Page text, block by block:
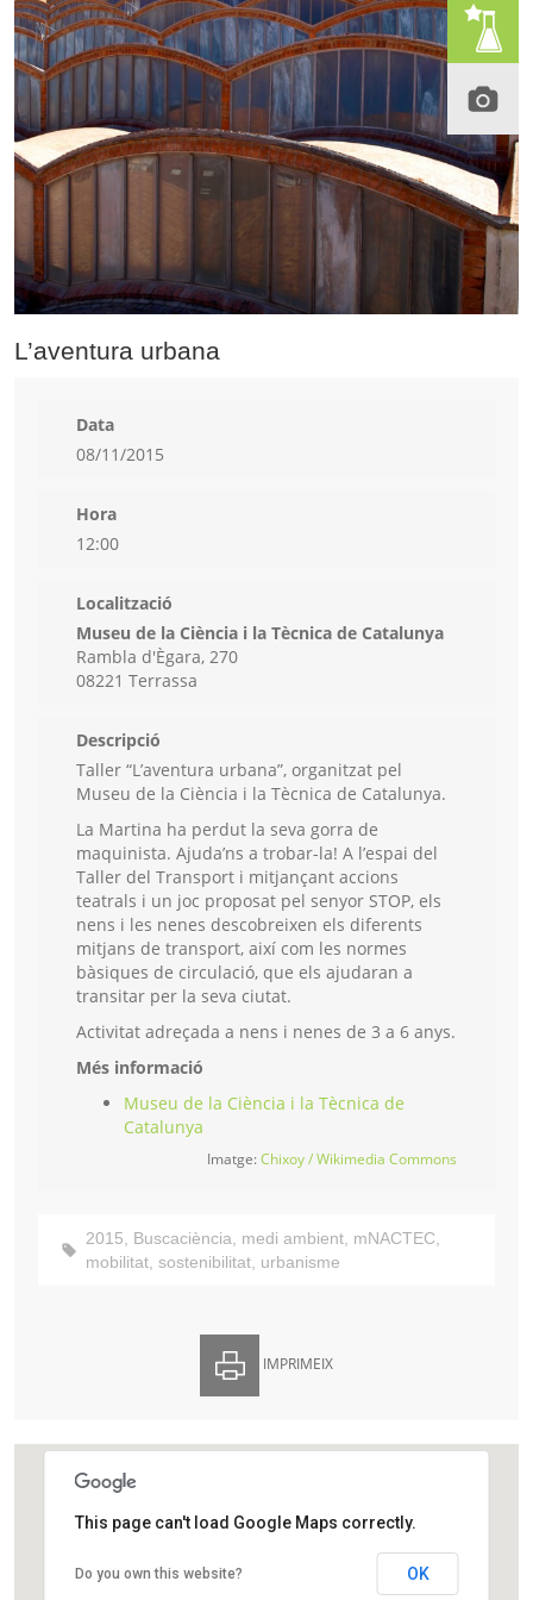
L’aventura urbana
Data
08/11/2015
Hora
12:00
Localització
Museu de la Ciència i la Tècnica de Catalunya
Rambla d'Ègara, 270
08221 Terrassa
Descripció
Taller “L’aventura urbana”, organitzat pel
Museu de la Ciència i la Tècnica de Catalunya.
La Martina ha perdut la seva gorra de
maquinista. Ajuda’ns a trobar-la! A l’espai del
Taller del Transport i mitjançant accions
teatrals i un joc proposat pel senyor STOP, els
nens i les nenes descobreixen els diferents
mitjans de transport, així com les normes
bàsiques de circulació, que els ajudaran a
transitar per la seva ciutat.
Activitat adreçada a nens i nenes de 3 a 6 anys.
Més informació
Museu de la Ciència i la Tècnica de
Catalunya
Imatge:Chixoy / Wikimedia Commons
2015, Buscaciència, medi ambient, mNACTEC,
mobilitat, sostenibilitat, urbanisme
IMPRIMEIX
Museu de la Ciència i la Tècnica de Catalunya
Rambla d'Ègara, 270
This page can't load Google Maps correctly.
Do you own this website? OK